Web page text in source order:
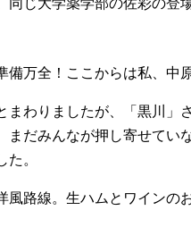
じ大学薬学部の佐彩の登
万全！ここからは私、中
まわりましたが、「黒川」
まだみんなが押し寄せてい
。
風路線。生ハムとワインの